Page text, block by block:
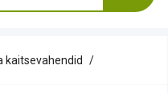
kaitsevahendid